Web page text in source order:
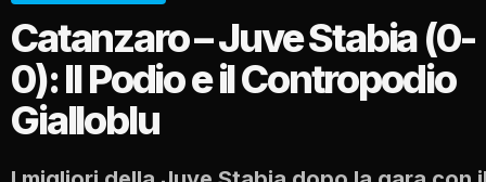
Catanzaro – Juve Stabia (0-
0): Il Podio e il Contropodio
Gialloblu